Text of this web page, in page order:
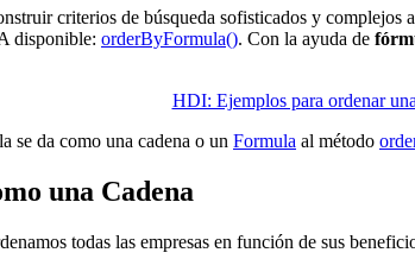
criterios de búsqueda sofisticados y
disponible: orderByFormula(). Con la ayuda de
HDI: Ejemplos para ordenar
se da como una cadena o un Formula al método
una Cadena
todas las empresas en función de sus